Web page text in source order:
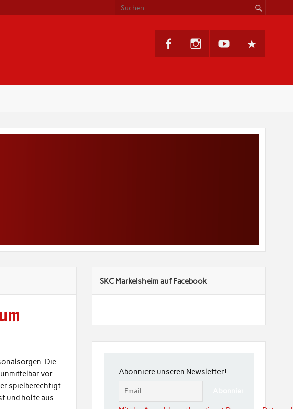
Die
vor
spielberechtigt
und holte aus
SKC Markelsheim auf Facebook
Abonniere unseren Newsletter!